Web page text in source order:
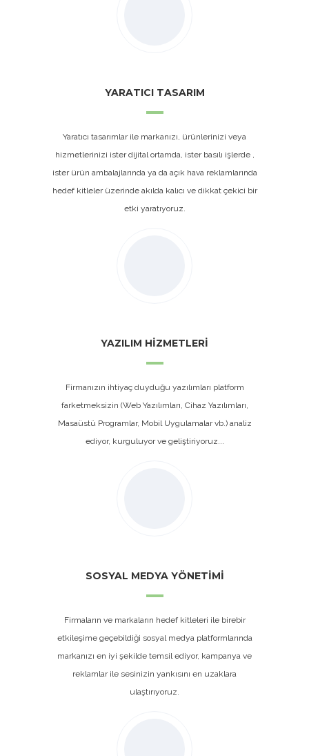
YARATICI TASARIM
Yaratıcı tasarımlar ile markanızı, ürünlerinizi veya
hizmetlerinizi ister dijital ortamda, ister basılı işlerde ,
ister ürün ambalajlarında ya da açık hava reklamlarında
hedef kitleler üzerinde akılda kalıcı ve dikkat çekici bir
etki yaratıyoruz.
YAZILIM HİZMETLERİ
Firmanızın ihtiyaç duyduğu yazılımları platform
farketmeksizin (Web Yazılımları, Cihaz Yazılımları,
Masaüstü Programlar, Mobil Uygulamalar vb.) analiz
ediyor, kurguluyor ve geliştiriyoruz...
SOSYAL MEDYA YÖNETİMİ
Firmaların ve markaların hedef kitleleri ile birebir
etkileşime geçebildiği sosyal medya platformlarında
markanızı en iyi şekilde temsil ediyor, kampanya ve
reklamlar ile sesinizin yankısını en uzaklara
ulaştırıyoruz.